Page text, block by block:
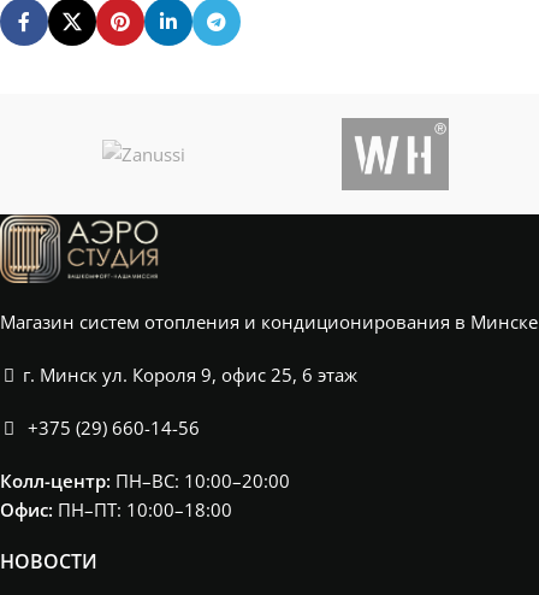
Магазин систем отопления и кондиционирования в Минске
г. Минск ул. Короля 9, офис 25, 6 этаж
+375 (29) 660-14-56
Колл-центр: ПН–ВС: 10:00–20:00​
Офис: ПН–ПТ: 10:00–18:00
НОВОСТИ